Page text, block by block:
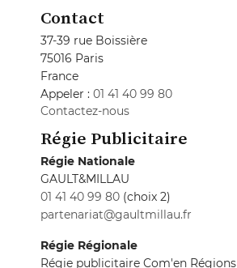
Contact
37-39 rue Boissière
75016 Paris
France
Appeler : 01 41 40 99 80
Contactez-nous
Régie Publicitaire
Régie Nationale
GAULT&MILLAU
01 41 40 99 80 (choix 2)
partenariat@gaultmillau.fr
Régie Régionale
Régie publicitaire Com'en Régions